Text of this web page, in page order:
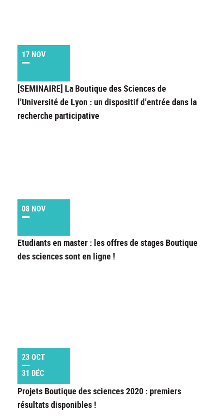
17 NOV
[SEMINAIRE] La Boutique des Sciences de
l’Université de Lyon : un dispositif d’entrée dans la
recherche participative
08 NOV
Etudiants en master : les offres de stages Boutique
des sciences sont en ligne !
23 OCT
31 DÉC
Projets Boutique des sciences 2020 : premiers
résultats disponibles !